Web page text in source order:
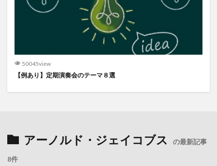
50045view
【例あり】定期演奏会のテーマ８選
アーノルド・ジェイコブス の最新記事
8件